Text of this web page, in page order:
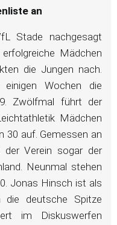
an
Stade nachgesagt
Mädchen
die Jungen nach.
Wochen die
Zwölfmal führt der
Mädchen
30 auf. Gemessen an
der Verein sogar der
Neunmal stehen
Jonas Hinsch ist als
die deutsche Spitze
im Diskuswerfen